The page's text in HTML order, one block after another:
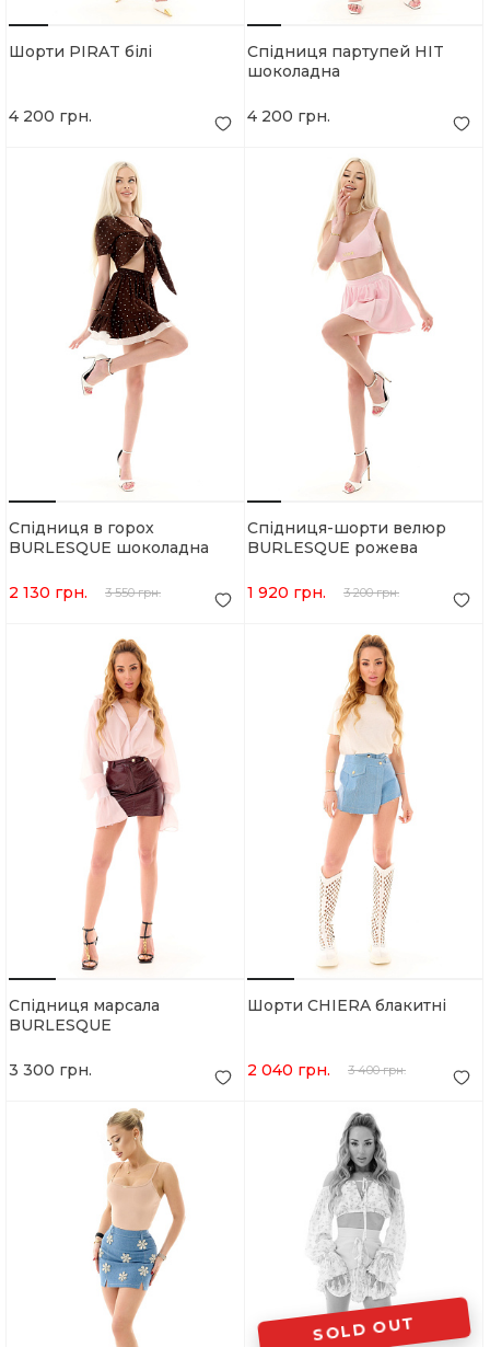
Шорти PIRAT білі
4 200 грн.
Спідниця партупей HIT
шоколадна
4 200 грн.
Спідниця в горох
BURLESQUE шоколадна
2 130 грн. 3 550 грн.
Спідниця-шорти велюр
BURLESQUE рожева
1 920 грн. 3 200 грн.
Спідниця марсала
BURLESQUE
3 300 грн.
Шорти CHIERA блакитні
2 040 грн. 3 400 грн.
SOLD OUT